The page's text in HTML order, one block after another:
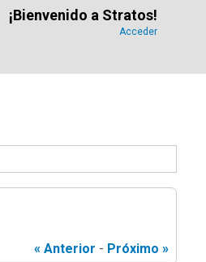
¡Bienvenido a Stratos!
Acceder
« Anterior - Próximo »